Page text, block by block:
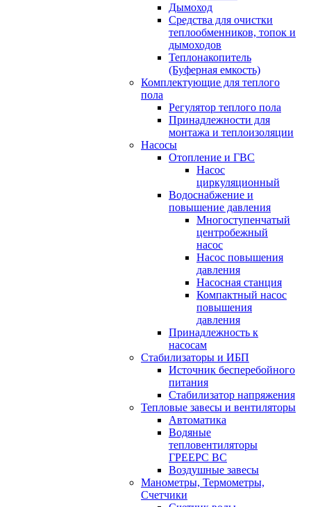
Дымоход
Средства для очистки
теплообменников, топок и
дымоходов
Теплонакопитель
(Буферная емкость)
Комплектующие для теплого
пола
Регулятор теплого пола
Принадлежности для
монтажа и теплоизоляции
Насосы
Отопление и ГВС
Насос
циркуляционный
Водоснабжение и
повышение давления
Многоступенчатый
центробежный
насос
Насос повышения
давления
Насосная станция
Компактный насос
повышения
давления
Принадлежность к
насосам
Стабилизаторы и ИБП
Источник бесперебойного
питания
Стабилизатор напряжения
Тепловые завесы и вентиляторы
Автоматика
Водяные
тепловентиляторы
ГРЕЕРС ВС
Воздушные завесы
Манометры, Термометры,
Счетчики